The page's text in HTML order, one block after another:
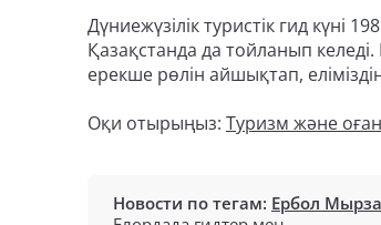
Дүниежүзілік туристік гид күні
Қазақстанда да тойланып
ерекше рөлін айшықтап,
Оқи отырыңыз: Туризм және
Новости по тегам: Ербол